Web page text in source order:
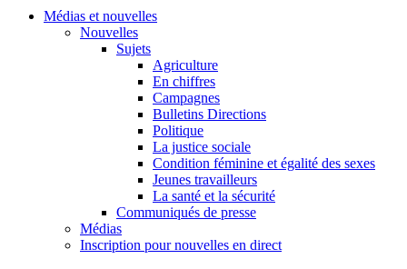
Médias et nouvelles
Nouvelles
Sujets
Agriculture
En chiffres
Campagnes
Bulletins Directions
Politique
La justice sociale
Condition féminine et égalité des sexes
Jeunes travailleurs
La santé et la sécurité
Communiqués de presse
Médias
Inscription pour nouvelles en direct